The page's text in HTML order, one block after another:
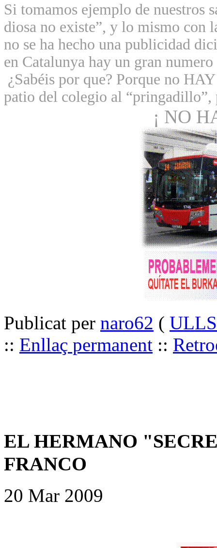
Si tomamos ejemplo de nuestros
diosa no existe”, y lo mismo con
no se ha hecho una publicidad
en Catalunya hay un gran
¿Sabéis por que? Porque no
patio del colegio al “pringadillo”,
¡ NO
Publicat per naro62 (
:: Enllaç permanent ::
EL HERMANO
FRANCO
20 Mar 2009